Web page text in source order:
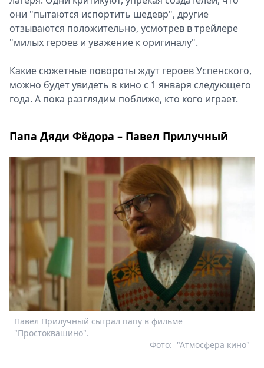
они "пытаются испортить шедевр", другие
отзываются положительно, усмотрев в трейлере
"милых героев и уважение к оригиналу".
Какие сюжетные повороты ждут героев Успенского,
можно будет увидеть в кино с 1 января следующего
года. А пока разглядим поближе, кто кого играет.
Папа Дяди Фёдора – Павел Прилучный
Павел Прилучный сыграл папу в фильме
"Простоквашино".
"Атмосфера кино"
Фото: